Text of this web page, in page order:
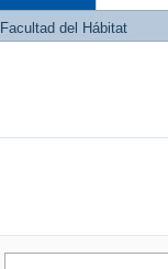
Facultad del Hábitat